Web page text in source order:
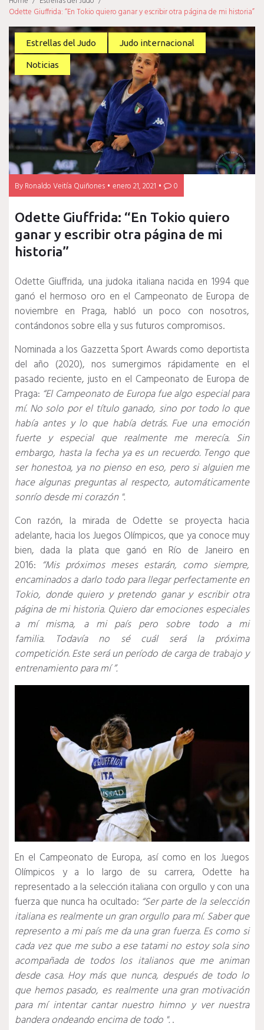
Odette Giuffrida: “En Tokio quiero ganar y escribir otra página de mi historia”
ByRonaldo Veitía Quiñones enero 21, 2021 0
Estrellas del Judo Judo internacional
Noticias
Odette Giuffrida: “En Tokio quiero
ganar y escribir otra página de mi
historia”
Odette Giuffrida, una judoka italiana nacida en 1994 que
ganó el hermoso oro en el Campeonato de Europa de
noviembre en Praga, habló un poco con nosotros,
contándonos sobre ella y sus futuros compromisos.
Nominada a los Gazzetta Sport Awards como deportista
del año (2020), nos sumergimos rápidamente en el
pasado reciente, justo en el Campeonato de Europa de
Praga: “El Campeonato de Europa fue algo especial para
mí. No solo por el título ganado, sino por todo lo que
había antes y lo que había detrás. Fue una emoción
fuerte y especial que realmente me merecía. Sin
embargo, hasta la fecha ya es un recuerdo. Tengo que
ser honestoa, ya no pienso en eso, pero si alguien me
hace algunas preguntas al respecto, automáticamente
sonrío desde mi corazón ".
Con razón, la mirada de Odette se proyecta hacia
adelante, hacia los Juegos Olímpicos, que ya conoce muy
bien, dada la plata que ganó en Río de Janeiro en
2016: “Mis próximos meses estarán, como siempre,
encaminados a darlo todo para llegar perfectamente en
Tokio, donde quiero y pretendo ganar y escribir otra
página de mi historia. Quiero dar emociones especiales
a mí misma, a mi país pero sobre todo a mi
familia.
Todavía no sé cuál será la próxima
competición.Este será un período de carga de trabajo y
entrenamiento para mí ”.
En el Campeonato de Europa, así como en los Juegos
Olímpicos y a lo largo de su carrera, Odette ha
representado a la selección italiana con orgullo y con una
fuerza que nunca ha ocultado: “Ser parte de la selección
italiana es realmente un gran orgullo para mí.Saber que
represento a mi país me da una gran fuerza. Es como si
cada vez que me subo a ese tatami no estoy sola sino
acompañada de todos los italianos que me animan
desde casa. Hoy más que nunca, después de todo lo
que hemos pasado, es realmente una gran motivación
para mí intentar cantar nuestro himno y ver nuestra
bandera ondeando encima de todo "..